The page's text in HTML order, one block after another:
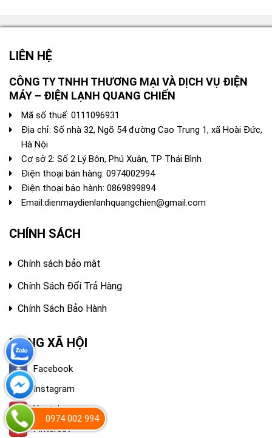
LIÊN HỆ
CÔNG TY TNHH THƯƠNG MẠI VÀ DỊCH VỤ ĐIỆN
MÁY – ĐIỆN LẠNH QUANG CHIẾN
Mã số thuế: 0111096931
Địa chỉ: Số nhà 32, Ngõ 54 đường Cao Trung 1, xã Hoài Đức,
Hà Nội
Cơ sở 2: Số 2 Lý Bôn, Phú Xuân, TP Thái Bình
Điện thoại bán hàng: 0974002994
Điện thoại bảo hành: 0869899894
Email:dienmaydienlanhquangchien@gmail.com
CHÍNH SÁCH
Chính sách bảo mật
Chính Sách Đổi Trả Hàng
Chính Sách Bảo Hành
MẠNG XÃ HỘI
Facebook
Instagram
Youtube
Pinterest
0974 002 994